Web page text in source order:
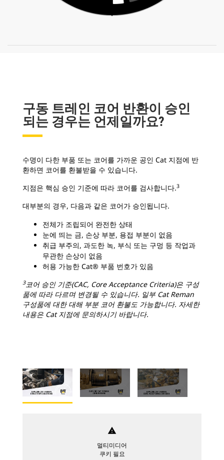
구동 트레인 코어 반환이 승인
되는 경우는 언제일까요?
수명이 다한 부품 또는 코어를 가까운 공인 Cat 지점에 반
환하면 코어를 환불받을 수 있습니다.
지점은 핵심 승인 기준에 따라 코어를 검사합니다.3
대부분의 경우, 다음과 같은 코어가 승인됩니다.
전체가 조립되어 완전한 상태
눈에 띄는 금, 손상 부분, 용접 부분이 없음
취급 부주의, 과도한 녹, 부식 또는 구멍 등 작업과
무관한 손상이 없음
허용 가능한 Cat® 부품 번호가 있음
3코어 승인 기준(CAC, Core Acceptance Criteria)은 구성
품에 따라 다르며 변경될 수 있습니다. 일부 Cat Reman
구성품에 대한 대해 부분 코어 환불도 가능합니다. 자세한
내용은 Cat 지점에 문의하시기 바랍니다.
warning
멀티미디어
쿠키 필요